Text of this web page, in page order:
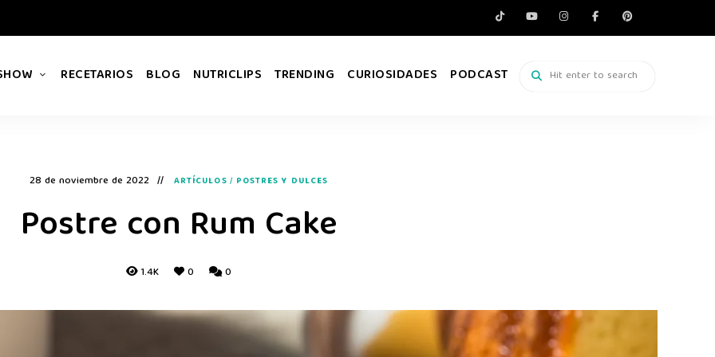
RECETARIOS BLOG NUTRICLIPS TRENDING CURIOSIDADES PODCAST
28 de noviembre de 2022 ARTÍCULOS / POSTRES Y DULCES
Postre con Rum Cake
1.4K 0 0